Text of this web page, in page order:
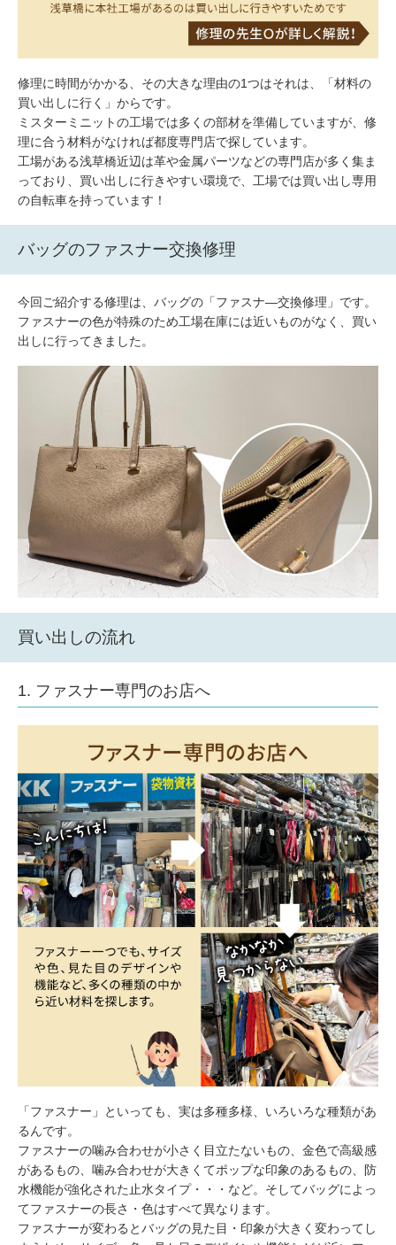
修理に時間がかかる、その大きな理由の1つはそれは、「材料の
買い出しに行く」からです。
ミスターミニットの工場では多くの部材を準備していますが、修
理に合う材料がなければ都度専門店で探しています。
工場がある浅草橋近辺は革や金属パーツなどの専門店が多く集ま
っており、買い出しに行きやすい環境で、工場では買い出し専用
の自転車を持っています！
バッグのファスナー交換修理
今回ご紹介する修理は、バッグの「ファスナ―交換修理」です。
ファスナーの色が特殊のため工場在庫には近いものがなく、買い
出しに行ってきました。
買い出しの流れ
1. ファスナー専門のお店へ
「ファスナー」といっても、実は多種多様、いろいろな種類があ
るんです。
ファスナーの噛み合わせが小さく目立たないもの、金色で高級感
があるもの、噛み合わせが大きくてポップな印象のあるもの、防
水機能が強化された止水タイプ・・・など。そしてバッグによっ
てファスナーの長さ・色はすべて異なります。
ファスナーが変わるとバッグの見た目・印象が大きく変わってし